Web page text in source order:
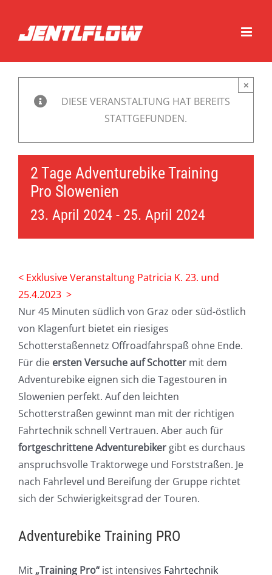
springen
DIESE VERANSTALTUNG HAT BEREITS
STATTGEFUNDEN.
×
2 Tage Adventurebike Training
Pro Slowenien
23. April 2024 - 25. April 2024
< Exklusive Veranstaltung Patricia K. 23. und
25.4.2023 >
Nur 45 Minuten südlich von Graz oder süd-östlich
von Klagenfurt bietet ein riesiges
Schotterstaßennetz Offroadfahrspaß ohne Ende.
Für die ersten Versuche auf Schotter mit dem
Adventurebike eignen sich die Tagestouren in
Slowenien perfekt. Auf den leichten
Schotterstraßen gewinnt man mit der richtigen
Fahrtechnik schnell Vertrauen. Aber auch für
fortgeschrittene Adventurebiker gibt es durchaus
anspruchsvolle Traktorwege und Forststraßen. Je
nach Fahrlevel und Bereifung der Gruppe richtet
sich der Schwierigkeitsgrad der Touren.
Adventurebike Training PRO
Mit „Training Pro“ ist intensives Fahrtechnik